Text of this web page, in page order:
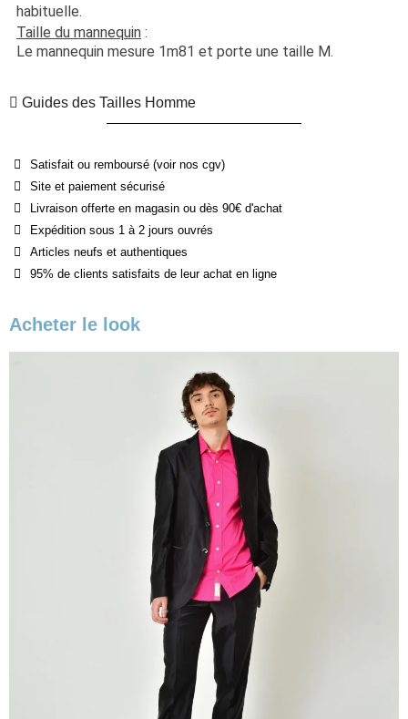
habituelle.
Taille du mannequin :
Le mannequin mesure 1m81 et porte une taille M.
Guides des Tailles Homme
Satisfait ou remboursé (voir nos cgv)
Site et paiement sécurisé
Livraison offerte en magasin ou dès 90€ d'achat
Expédition sous 1 à 2 jours ouvrés
Articles neufs et authentiques
95% de clients satisfaits de leur achat en ligne
Acheter le look